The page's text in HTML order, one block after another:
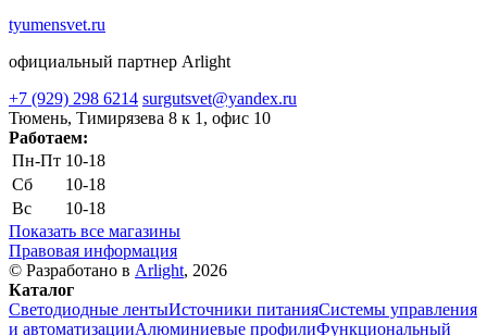
tyumensvet.ru
официальный партнер Arlight
+7 (929) 298 6214 surgutsvet@yandex.ru
Тюмень, Тимирязева 8 к 1, офис 10
Работаем:
Пн-Пт 10-18
Сб
10-18
Вс
10-18
Показать все магазины
Правовая информация
© Разработано в Arlight, 2026
Каталог
Светодиодные лентыИсточники питанияСистемы управления
и автоматизацииАлюминиевые профилиФункциональный